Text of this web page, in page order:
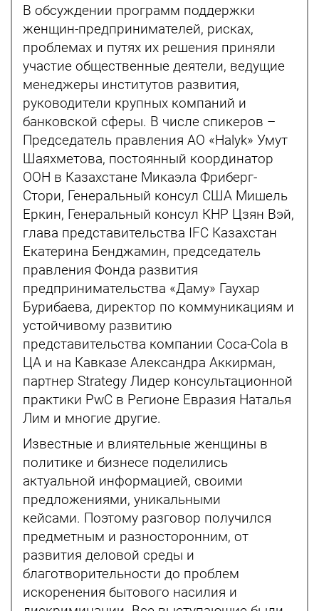
В обсуждении программ поддержки
женщин-предпринимателей, рисках,
проблемах и путях их решения приняли
участие общественные деятели, ведущие
менеджеры институтов развития,
руководители крупных компаний и
банковской сферы. В числе спикеров –
Председатель правления АО «Halyk» Умут
Шаяхметова, постоянный координатор
ООН в Казахстане Микаэла Фриберг-
Стори, Генеральный консул США Мишель
Еркин, Генеральный консул КНР Цзян Вэй,
глава представительства IFC Казахстан
Екатерина Бенджамин, председатель
правления Фонда развития
предпринимательства «Даму» Гаухар
Бурибаева, директор по коммуникациям и
устойчивому развитию
представительства компании Coca-Cola в
ЦА и на Кавказе Александра Аккирман,
партнер Strategy Лидер консультационной
практики PwC в Регионе Евразия Наталья
Лим и многие другие.
Известные и влиятельные женщины в
политике и бизнесе поделились
актуальной информацией, своими
предложениями, уникальными
кейсами. Поэтому разговор получился
предметным и разносторонним, от
развития деловой среды и
благотворительности до проблем
искоренения бытового насилия и